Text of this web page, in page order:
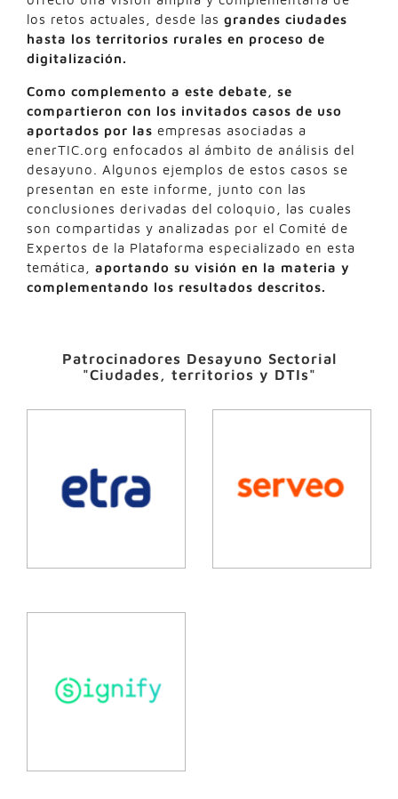
los retos actuales, desde las grandes ciudades
hasta los territorios rurales en proceso de
digitalización.
Como complemento a este debate, se
compartieron con los invitados casos de uso
aportados por las empresas asociadas a
enerTIC.org enfocados al ámbito de análisis del
desayuno. Algunos ejemplos de estos casos se
presentan en este informe, junto con las
conclusiones derivadas del coloquio, las cuales
son compartidas y analizadas por el Comité de
Expertos de la Plataforma especializado en esta
temática, aportando su visión en la materia y
complementando los resultados descritos.
Patrocinadores Desayuno Sectorial
"Ciudades, territorios y DTIs"